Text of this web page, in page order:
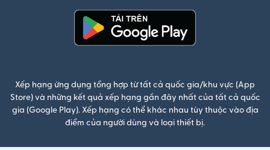
Xếp hạng ứng dụng tổng hợp từ tất cả quốc gia/khu vực (App
Store) và những kết quả xếp hạng gần đây nhất của tất cả quốc
gia (Google Play). Xếp hạng có thể khác nhau tùy thuộc vào địa
điểm của người dùng và loại thiết bị.